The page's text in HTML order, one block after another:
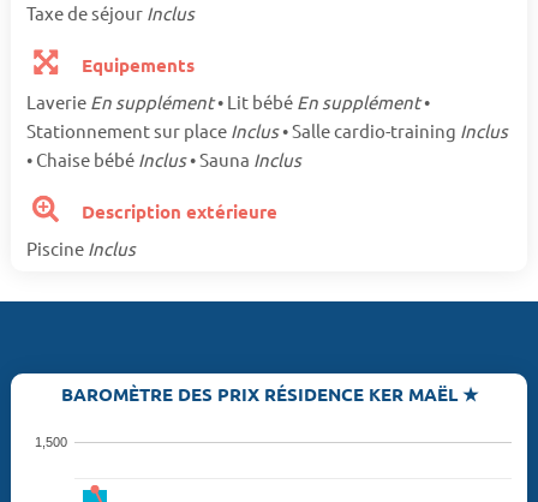
Taxe de séjour Inclus
Equipements
Laverie En supplément• Lit bébé En supplément•
Stationnement sur place Inclus• Salle cardio-training Inclus
• Chaise bébé Inclus• Sauna Inclus
Description extérieure
Piscine Inclus
BAROMÈTRE DES PRIX RÉSIDENCE KER MAËL ★
1,500